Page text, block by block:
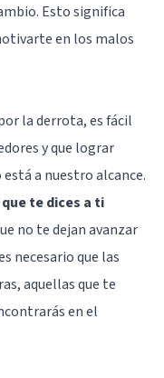
Esto significa
en los malos
la derrota, es fácil
y que lograr
a nuestro alcance.
te dices a ti
no te dejan avanzar
necesario que las
aquellas que te
en el